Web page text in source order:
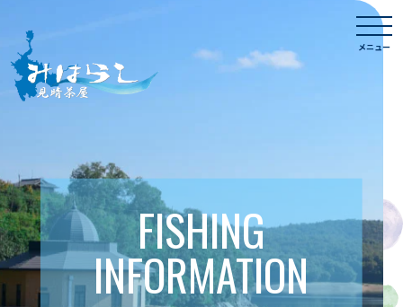
content
メニュー
FISHING
INFORMATION